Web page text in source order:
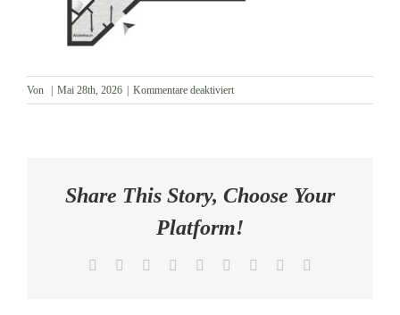
AKTUELLES
KONTAKT
Von Mai 28th, 2026 Kommentare deaktiviertfür
Grundriss
Share This Story, Choose Your
Platform!
Facebook Reddit LinkedInWhatsApp
TumblrPinterest